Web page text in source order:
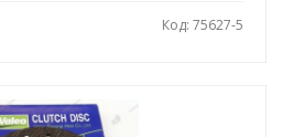
Код: 75627-5